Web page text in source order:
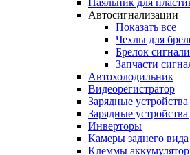
Паяльник для
Автосигнализации
Показать все
Чехлы для
Брелок
Запчасти
Автохолодильник
Видеорегистратор
Зарядные
Зарядные
Инверторы
Камеры заднего вида
Клеммы